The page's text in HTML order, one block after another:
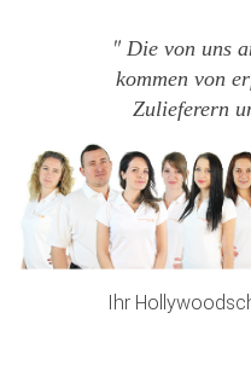
Die von uns
kommen von
Zulieferern
Ihr